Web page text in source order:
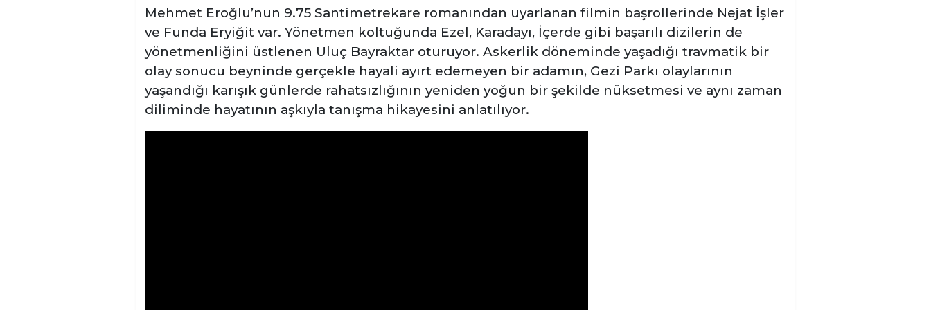
Mehmet Eroğlu’nun 9.75 Santimetrekare romanından uyarlanan filmin başrollerinde Nejat İşler
ve Funda Eryiğit var. Yönetmen koltuğunda Ezel, Karadayı, İçerde gibi başarılı dizilerin de
yönetmenliğini üstlenen Uluç Bayraktar oturuyor. Askerlik döneminde yaşadığı travmatik bir
olay sonucu beyninde gerçekle hayali ayırt edemeyen bir adamın, Gezi Parkı olaylarının
yaşandığı karışık günlerde rahatsızlığının yeniden yoğun bir şekilde nüksetmesi ve aynı zaman
diliminde hayatının aşkıyla tanışma hikayesini anlatılıyor.